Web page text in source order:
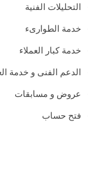
التحليلات الفنية
خدمة الطوارىء
خدمة كبار العملاء
الدعم الفنى و خدمة
عروض و مسابقات
فتح حساب